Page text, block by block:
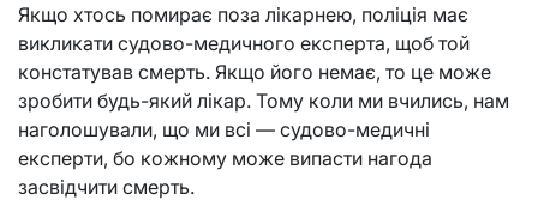
Якщо хтось помирає поза лікарнею, поліція має
викликати судово-медичного експерта, щоб той
констатував смерть. Якщо його немає, то це може
зробити будь-який лікар. Тому коли ми вчились, нам
наголошували, що ми всі — судово-медичні
експерти, бо кожному може випасти нагода
засвідчити смерть.